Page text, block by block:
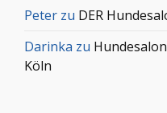
Peter zu DER
Darinka zu
Köln